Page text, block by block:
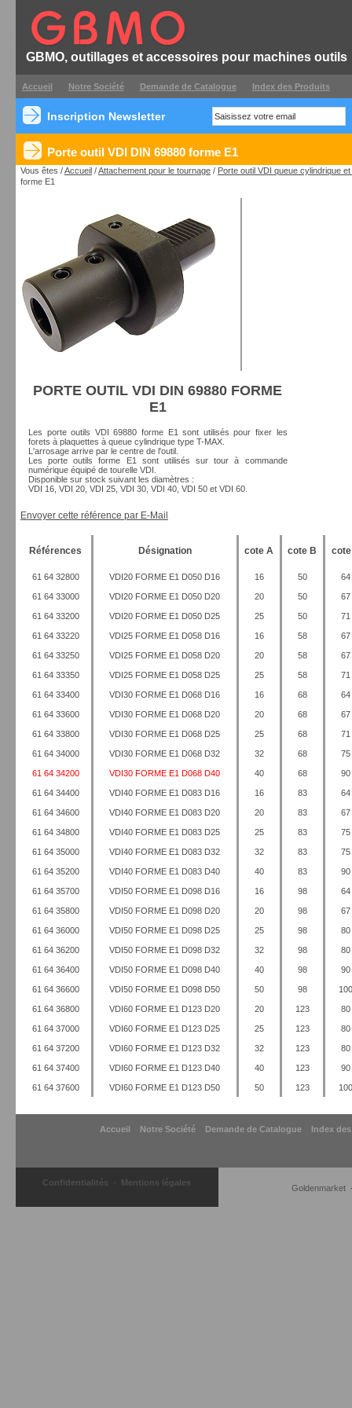
GBMO, outillages et accessoires pour machines outils
Accueil Notre Société Demande de Catalogue Index des Produits
Inscription Newsletter
Goldenmarket
Porte outil VDI DIN 69880 forme E1
Vous êtes /Accueil/Attachement pour le tournage/ Porte outil VDI queue cylindrique
forme E1
PORTE OUTIL VDI DIN 69880 FORME
E1
Les porte outils VDI 69880 forme E1 sont utilisés pour fixer les
forets à plaquettes à queue cylindrique type T-MAX.
L'arrosage arrive par le centre de l'outil.
Les porte outils forme E1 sont utilisés sur tour à commande
numérique équipé de tourelle VDI.
Disponible sur stock suivant les diamètres :
VDI 16, VDI 20, VDI 25, VDI 30, VDI 40, VDI 50 et VDI 60.
Envoyer cette référence par E-Mail
Références Désignation cote A cote B
61 64 32800 VDI20 FORME E1 D050 D16 16 50 64
61 64 33000 VDI20 FORME E1 D050 D20 20 50 67
61 64 33200 VDI20 FORME E1 D050 D25 25 50 71
61 64 33220 VDI25 FORME E1 D058 D16 16 58 67
61 64 33250 VDI25 FORME E1 D058 D20 20 58 67
61 64 33350 VDI25 FORME E1 D058 D25 25 58 71
61 64 33400 VDI30 FORME E1 D068 D16 16 68 64
61 64 33600 VDI30 FORME E1 D068 D20 20 68 67
61 64 33800 VDI30 FORME E1 D068 D25 25 68 71
61 64 34000 VDI30 FORME E1 D068 D32 32 68 75
61 64 34200 VDI30 FORME E1 D068 D40 40 68 90
61 64 34400 VDI40 FORME E1 D083 D16 16 83 64
61 64 34600 VDI40 FORME E1 D083 D20 20 83 67
61 64 34800 VDI40 FORME E1 D083 D25 25 83 75
61 64 35000 VDI40 FORME E1 D083 D32 32 83 75
61 64 35200 VDI40 FORME E1 D083 D40 40 83 90
61 64 35700 VDI50 FORME E1 D098 D16 16 98 64
61 64 35800 VDI50 FORME E1 D098 D20 20 98 67
61 64 36000 VDI50 FORME E1 D098 D25 25 98 80
61 64 36200 VDI50 FORME E1 D098 D32 32 98 80
61 64 36400 VDI50 FORME E1 D098 D40 40 98 90
61 64 36600 VDI50 FORME E1 D098 D50 50 98
61 64 36800 VDI60 FORME E1 D123 D20 20 123 80
61 64 37000 VDI60 FORME E1 D123 D25 25 123 80
61 64 37200 VDI60 FORME E1 D123 D32 32 123 80
61 64 37400 VDI60 FORME E1 D123 D40 40 123 90
61 64 37600 VDI60 FORME E1 D123 D50 50 123
Accueil Notre Société Demande de Catalogue Index
Confidentialités Mentions légales